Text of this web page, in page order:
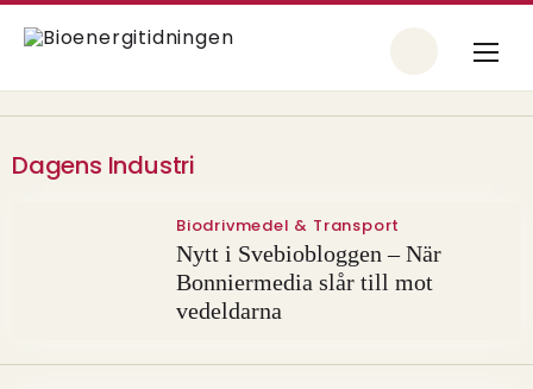
Dagens Industri
Biodrivmedel & Transport
Nytt i Svebiobloggen – När
Bonniermedia slår till mot
vedeldarna